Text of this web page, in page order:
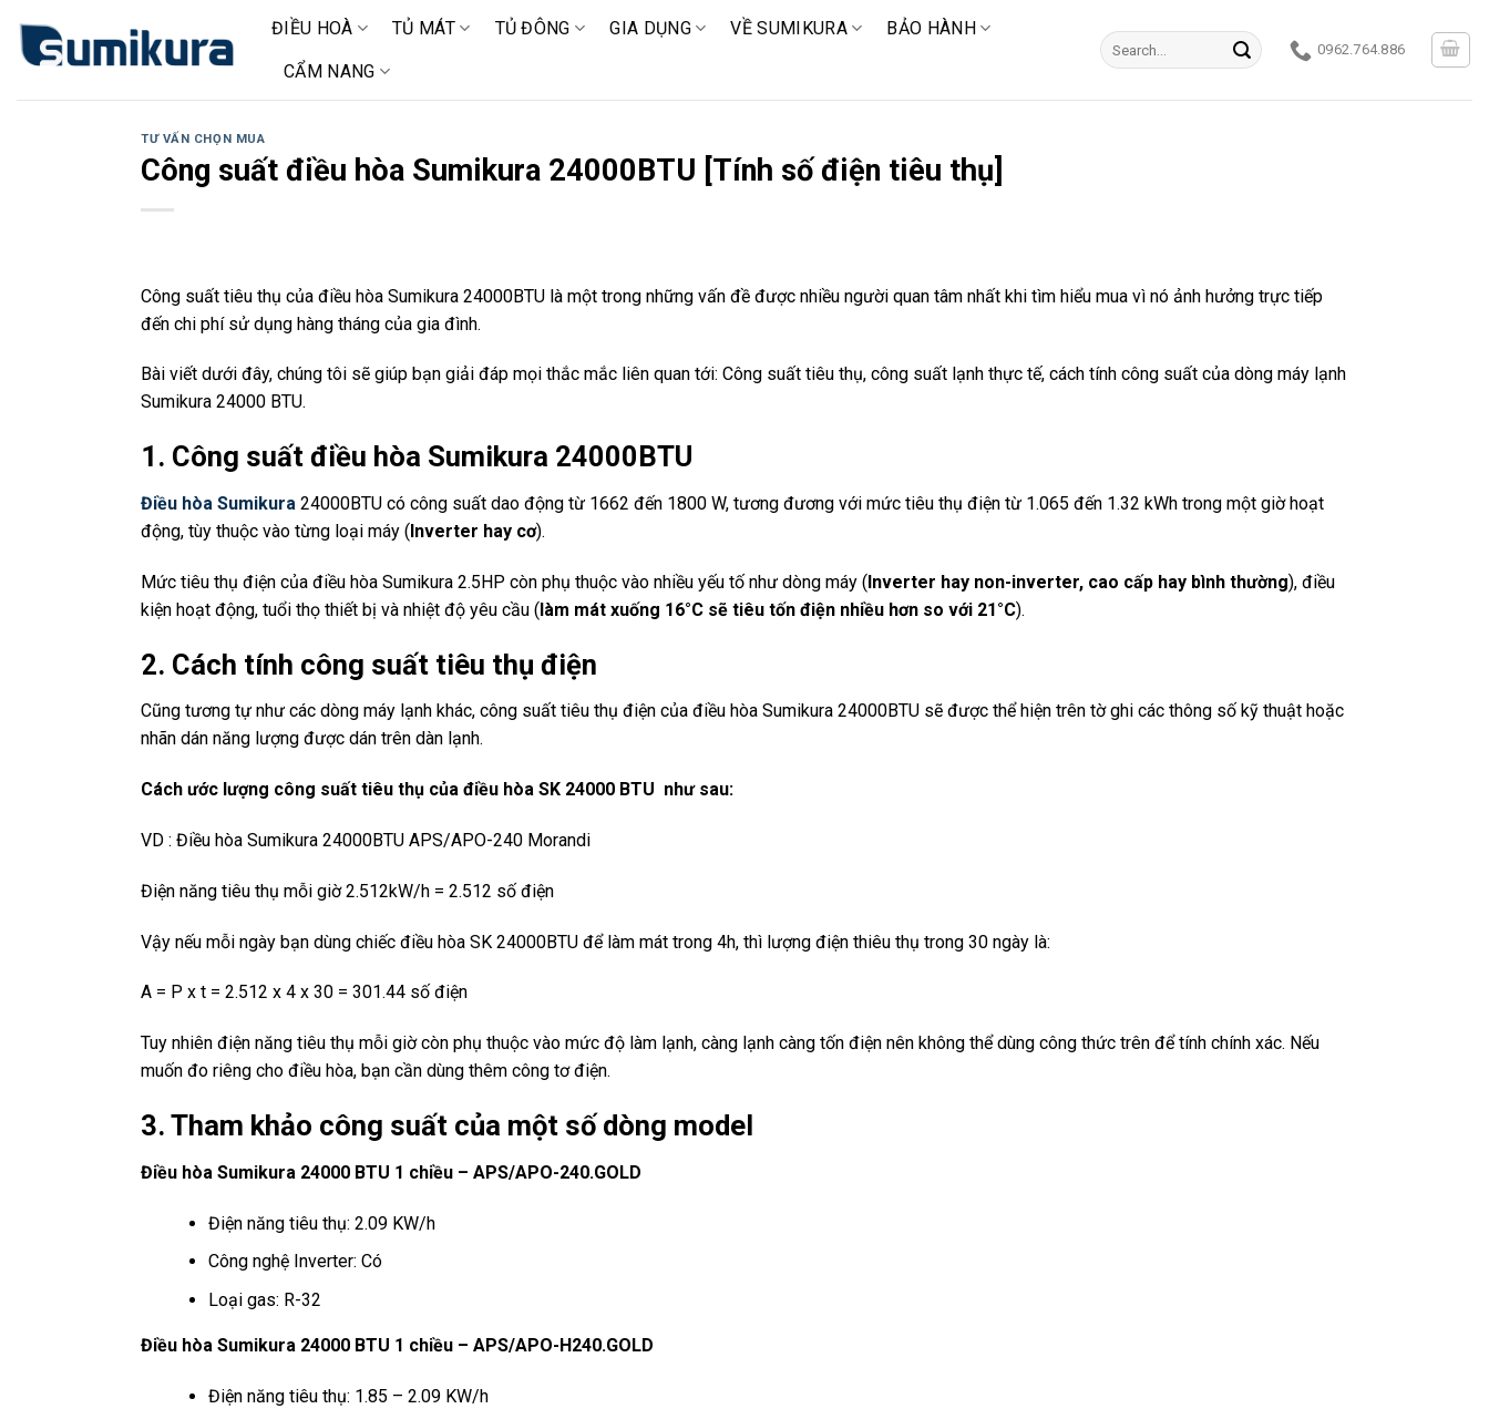
đến
dung
ĐIỀU HOÀ TỦ MÁT TỦ ĐÔNG GIA DỤNG VỀ SUMIKURA BẢO HÀNH
CẨM NANG
Search
for:
0962.764.886
TƯ VẤN CHỌN MUA
Công suất điều hòa Sumikura 24000BTU [Tính số điện tiêu thụ]
Công suất tiêu thụ của điều hòa Sumikura 24000BTU là một trong những vấn đề được nhiều người quan tâm nhất khi tìm hiểu mua vì nó ảnh hưởng trực tiếp
đến chi phí sử dụng hàng tháng của gia đình.
Bài viết dưới đây, chúng tôi sẽ giúp bạn giải đáp mọi thắc mắc liên quan tới: Công suất tiêu thụ, công suất lạnh thực tế, cách tính công suất của dòng máy lạnh
Sumikura 24000 BTU.
1. Công suất điều hòa Sumikura 24000BTU
Điều hòa Sumikura 24000BTU có công suất dao động từ 1662 đến 1800 W, tương đương với mức tiêu thụ điện từ 1.065 đến 1.32 kWh trong một giờ hoạt
động, tùy thuộc vào từng loại máy (Inverter hay cơ).
Mức tiêu thụ điện của điều hòa Sumikura 2.5HP còn phụ thuộc vào nhiều yếu tố như dòng máy (Inverter hay non-inverter, cao cấp hay bình thường), điều
kiện hoạt động, tuổi thọ thiết bị và nhiệt độ yêu cầu (làm mát xuống 16°C sẽ tiêu tốn điện nhiều hơn so với 21°C).
2. Cách tính công suất tiêu thụ điện
Cũng tương tự như các dòng máy lạnh khác, công suất tiêu thụ điện của điều hòa Sumikura 24000BTU sẽ được thể hiện trên tờ ghi các thông số kỹ thuật hoặc
nhãn dán năng lượng được dán trên dàn lạnh.
Cách ước lượng công suất tiêu thụ của điều hòa SK 24000 BTU như sau:
VD : Điều hòa Sumikura 24000BTU APS/APO-240 Morandi
Điện năng tiêu thụ mỗi giờ 2.512kW/h = 2.512 số điện
Vậy nếu mỗi ngày bạn dùng chiếc điều hòa SK 24000BTU để làm mát trong 4h, thì lượng điện thiêu thụ trong 30 ngày là:
A = P x t = 2.512 x 4 x 30 = 301.44 số điện
Tuy nhiên điện năng tiêu thụ mỗi giờ còn phụ thuộc vào mức độ làm lạnh, càng lạnh càng tốn điện nên không thể dùng công thức trên để tính chính xác. Nếu
muốn đo riêng cho điều hòa, bạn cần dùng thêm công tơ điện.
3. Tham khảo công suất của một số dòng model
Điều hòa Sumikura 24000 BTU 1 chiều – APS/APO-240.GOLD
Điện năng tiêu thụ: 2.09 KW/h
Công nghệ Inverter: Có
Loại gas: R-32
Điều hòa Sumikura 24000 BTU 1 chiều – APS/APO-H240.GOLD
Điện năng tiêu thụ: 1.85 – 2.09 KW/h